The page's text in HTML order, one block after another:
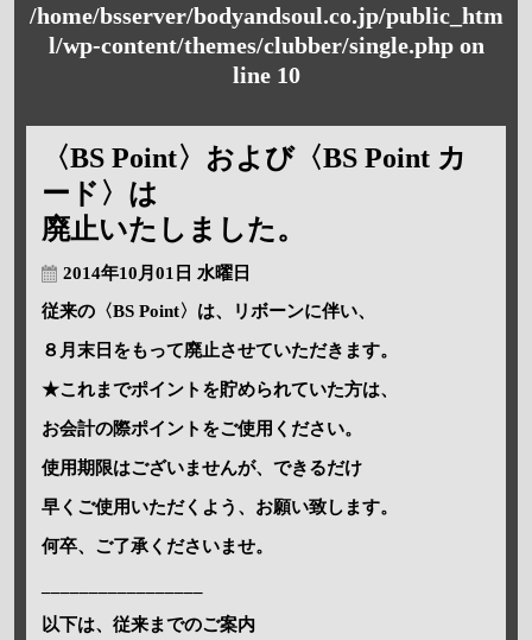
/home/bsserver/bodyandsoul.co.jp/public_htm
l/wp-content/themes/clubber/single.phpon
line 10
〈BS Point〉および〈BS Point カ
ード〉は
廃止いたしました。
2014年10月01日 水曜日
従来の〈BS Point〉は、リボーンに伴い、
８月末日をもって廃止させていただきます。
★これまでポイントを貯められていた方は、
お会計の際ポイントをご使用ください。
使用期限はございませんが、できるだけ
早くご使用いただくよう、お願い致します。
何卒、ご了承くださいませ。
以下は、従来までのご案内